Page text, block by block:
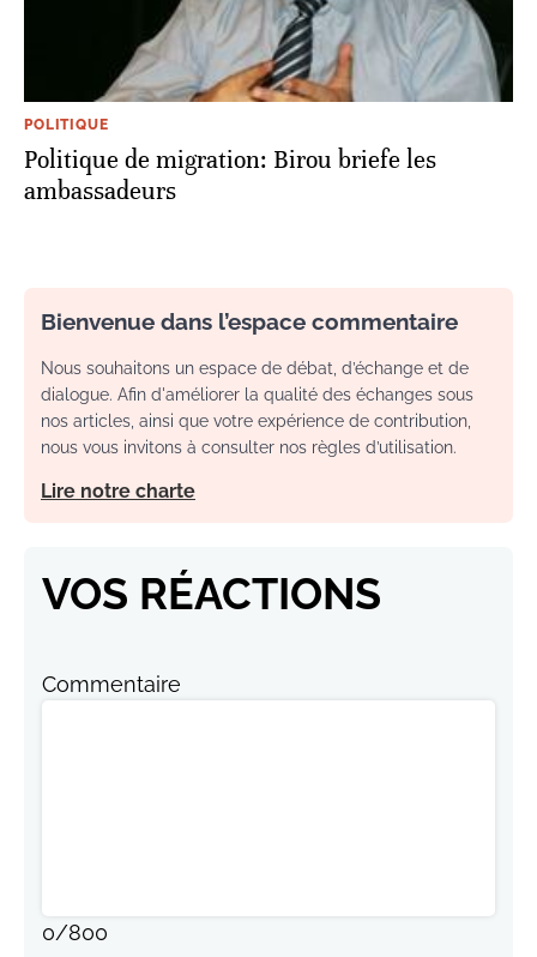
POLITIQUE
Politique de migration: Birou briefe les
ambassadeurs
Bienvenue dans l’espace commentaire
Nous souhaitons un espace de débat, d’échange et de
dialogue. Afin d'améliorer la qualité des échanges sous
nos articles, ainsi que votre expérience de contribution,
nous vous invitons à consulter nos règles d’utilisation.
Lire notre charte
VOS RÉACTIONS
Commentaire
0/800